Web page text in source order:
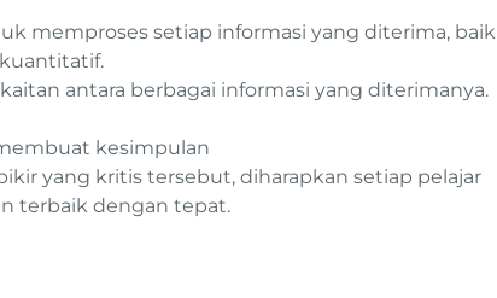
memproses setiap informasi yang diterima, baik
antara berbagai informasi yang diterimanya.
kesimpulan
yang kritis tersebut, diharapkan setiap pelajar
terbaik dengan tepat.